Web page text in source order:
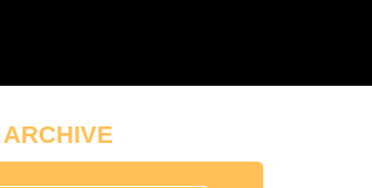
ARCHIVE